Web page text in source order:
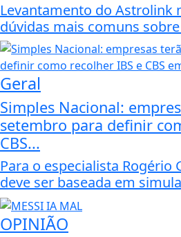
Levantamento do Astrolink
dúvidas mais comuns
Geral
Simples Nacional:
setembro para definir
CBS...
Para o especialista Rogério
deve ser baseada em
OPINIÃO